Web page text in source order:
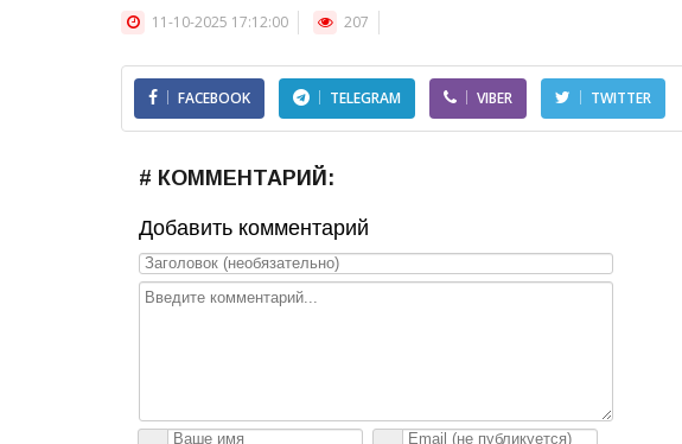
11-10-2025 17:12:00 207
FACEBOOK TELEGRAM VIBER TWITTER
# КОММЕНТАРИЙ:
Добавить комментарий